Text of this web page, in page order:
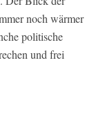
noch wärmer
politische
und frei